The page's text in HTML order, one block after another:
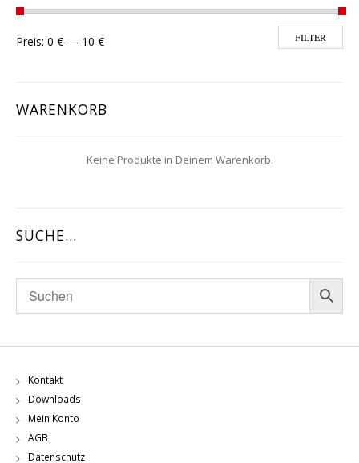
FILTER
Preis: 0 € — 10 €
WARENKORB
Keine Produkte in Deinem Warenkorb.
SUCHE…
Kontakt
Downloads
Mein Konto
AGB
Datenschutz